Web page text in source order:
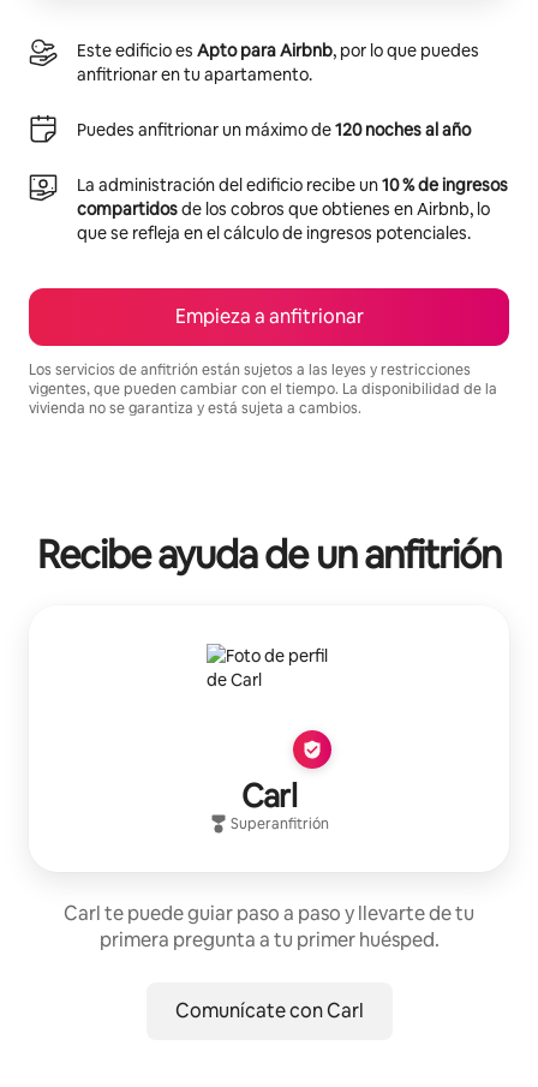
Este edificio es Apto para Airbnb, por lo que puedes
anfitrionar en tu apartamento.
Puedes anfitrionar un máximo de120 noches al año
La administración del edificio recibe un10 % de ingresos
compartidosde los cobros que obtienes en Airbnb, lo
que se refleja en el cálculo de ingresos potenciales.
Empieza a anfitrionar
Los servicios de anfitrión están sujetos a las leyes y restricciones
vigentes, que pueden cambiar con el tiempo. La disponibilidad de la
vivienda no se garantiza y está sujeta a cambios.
Recibe ayuda de un anfitrión
Carl
Superanfitrión
Carl te puede guiar paso a paso y llevarte de tu
primera pregunta a tu primer huésped.
Comunícate con Carl